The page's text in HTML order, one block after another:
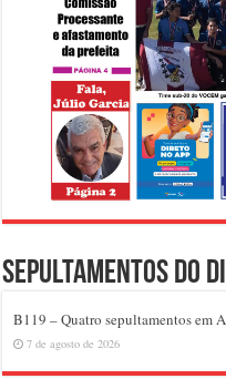
Sepultamentos do
B119 – Quatro sepultamentos em
7 de agosto de 2026